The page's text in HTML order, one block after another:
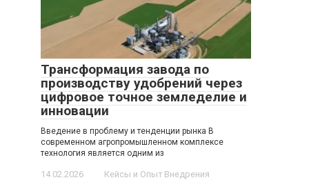
Трансформация завода по
производству удобрений через
цифровое точное земледелие и
инновации
Введение в проблему и тенденции рынка В
современном агропромышленном комплексе
технология является одним из
14.02.2026 Кейсы и Опыт Внедрения